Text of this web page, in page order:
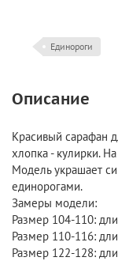
Единороги
Описание
Красивый сарафан
хлопка - кулирки.
Модель украшает
единорогами.
Замеры модели:
Размер 104-110:
Размер 110-116:
Размер 122-128: